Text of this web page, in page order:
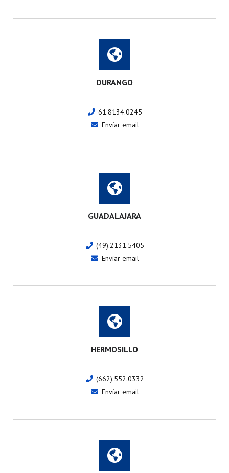
DURANGO
61.8134.0245
Envíar email
GUADALAJARA
(49).2131.5405
Envíar email
HERMOSILLO
(662).552.0332
Envíar email